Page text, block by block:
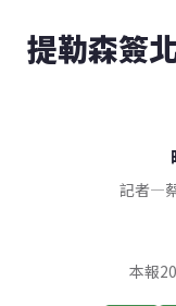
提勒森簽
記者—
本報